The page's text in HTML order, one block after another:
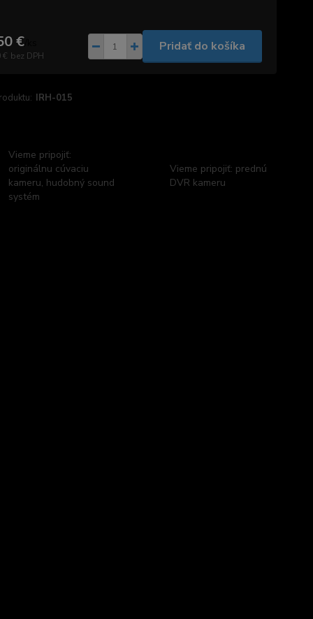
€/
€ bez DPH
Pridať do košíka
IRH-015
Vieme pripojiť:
originálnu cúvaciu
kameru, hudobný sound
systém
Vieme pripojiť: prednú
DVR kameru